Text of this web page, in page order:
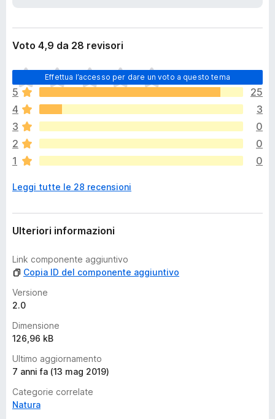
v
e
r
F
i
r
f
n
e
Voto 4,9 da 28 revisori
Effettua l’accesso per dare un voto a questo tema
N
o
n
c
i
s
o
n
a
c
o
a
v
a
l
u
a
z
i
o
i
5
25
4
3
3
0
2
0
1
0
Leggi tutte le 28 recensioni
Ulteriori informazioni
Link componente aggiuntivo
Copia ID del componente aggiuntivo
Versione
2.0
Dimensione
126,96 kB
Ultimo aggiornamento
7 anni fa (13 mag 2019)
Categorie correlate
Natura